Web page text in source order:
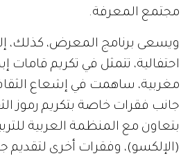
مجتمع المعرفة.
ويسعى برنامج المعرض، كذلك،
احتفالية، تتمثل في تكريم قامات
مغربية، ساهمت في إشعاع
جانب فقرات خاصة بتكريم رموز
بتعاون مع المنظمة العربية
(الإلكسو)، وفقرات أخرى لتقديم